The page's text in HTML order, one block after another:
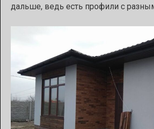
дальше, ведь есть профили с